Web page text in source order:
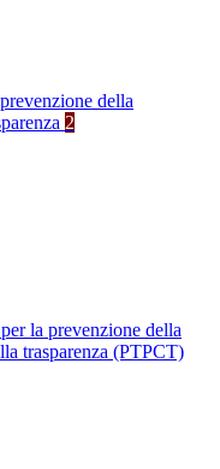
della
2
la prevenzione della
trasparenza (PTPCT)